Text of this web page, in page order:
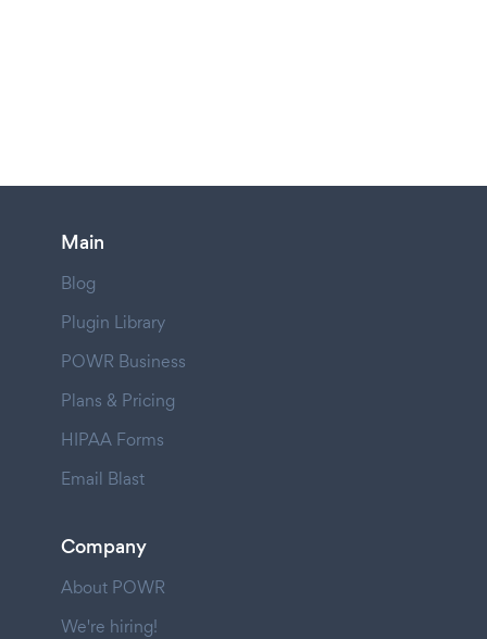
Main
Blog
Plugin Library
POWR Business
Plans & Pricing
HIPAA Forms
Email Blast
Company
About POWR
We're hiring!